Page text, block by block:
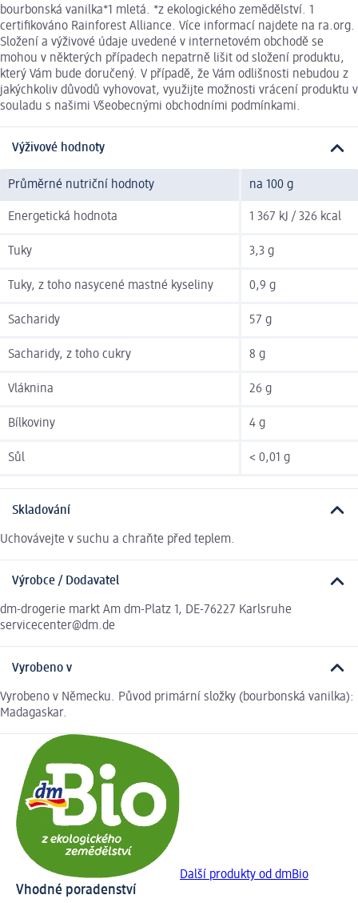
bourbonská vanilka*1 mletá. *z ekologického zemědělství. 1
certifikováno Rainforest Alliance. Více informací najdete na ra.org.
Složení a výživové údaje uvedené v internetovém obchodě se
mohou v některých případech nepatrně lišit od složení produktu,
který Vám bude doručený. V případě, že Vám odlišnosti nebudou z
jakýchkoliv důvodů vyhovovat, využijte možnosti vrácení produktu v
souladu s našimi Všeobecnými obchodními podmínkami.
Výživové hodnoty
Průměrné nutriční hodnoty na 100 g
Energetická hodnota 1 367 kJ / 326 kcal
Tuky 3,3 g
Tuky, z toho nasycené mastné kyseliny 0,9 g
Sacharidy 57 g
Sacharidy, z toho cukry 8 g
Vláknina 26 g
Bílkoviny 4 g
Sůl < 0,01 g
Skladování
Uchovávejte v suchu a chraňte před teplem.
Výrobce / Dodavatel
dm-drogerie markt Am dm-Platz 1, DE-76227 Karlsruhe
servicecenter@dm.de
Vyrobeno v
Vyrobeno v Německu. Původ primární složky (bourbonská vanilka):
Madagaskar.
Další produkty od dmBio
Vhodné poradenství